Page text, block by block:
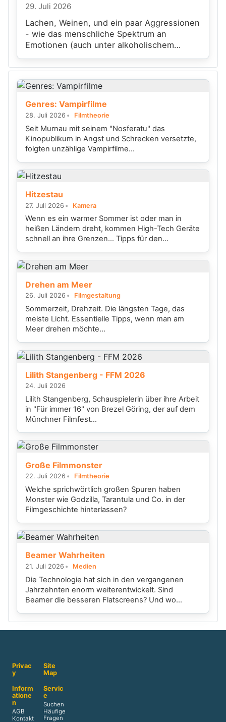
29. Juli 2026
Lachen, Weinen, und ein paar Aggressionen
- wie das menschliche Spektrum an
Emotionen (auch unter alkoholischem
Genres: Vampirfilme
28. Juli 2026 Filmtheorie
Seit Murnau mit seinem "Nosferatu" das
Kinopublikum in Angst und Schrecken versetzte,
folgten unzählige Vampirfilme...
Hitzestau
27. Juli 2026 Kamera
Wenn es ein warmer Sommer ist oder man in
heißen Ländern dreht, kommen High-Tech Geräte
schnell an ihre Grenzen... Tipps für den...
Drehen am Meer
26. Juli 2026 Filmgestaltung
Sommerzeit, Drehzeit. Die längsten Tage, das
meiste Licht. Essentielle Tipps, wenn man am
Meer drehen möchte...
Lilith Stangenberg - FFM 2026
24. Juli 2026
Lilith Stangenberg, Schauspielerin über ihre Arbeit
in "Für immer 16" von Brezel Göring, der auf dem
Münchner Filmfest...
Große Filmmonster
22. Juli 2026 Filmtheorie
Welche sprichwörtlich großen Spuren haben
Monster wie Godzilla, Tarantula und Co. in der
Filmgeschichte hinterlassen?
Beamer Wahrheiten
21. Juli 2026 Medien
Die Technologie hat sich in den vergangenen
Jahrzehnten enorm weiterentwickelt. Sind
Beamer die besseren Flatscreens? Und wo...
Privac
y
Site
Map
Inform
atione
n
AGB
Kontakt
Servic
e
Suchen
Häufige
Fragen